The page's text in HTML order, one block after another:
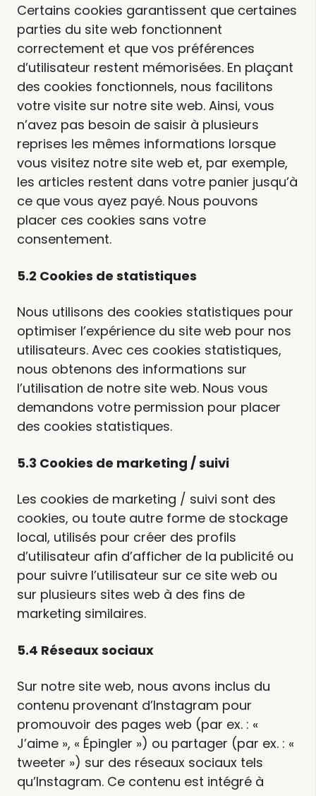
Certains cookies garantissent que certaines
parties du site web fonctionnent
correctement et que vos préférences
d’utilisateur restent mémorisées. En plaçant
des cookies fonctionnels, nous facilitons
votre visite sur notre site web. Ainsi, vous
n’avez pas besoin de saisir à plusieurs
reprises les mêmes informations lorsque
vous visitez notre site web et, par exemple,
les articles restent dans votre panier jusqu’à
ce que vous ayez payé. Nous pouvons
placer ces cookies sans votre
consentement.
5.2 Cookies de statistiques
Nous utilisons des cookies statistiques pour
optimiser l’expérience du site web pour nos
utilisateurs. Avec ces cookies statistiques,
nous obtenons des informations sur
l’utilisation de notre site web. Nous vous
demandons votre permission pour placer
des cookies statistiques.
5.3 Cookies de marketing / suivi
Les cookies de marketing / suivi sont des
cookies, ou toute autre forme de stockage
local, utilisés pour créer des profils
d’utilisateur afin d’afficher de la publicité ou
pour suivre l’utilisateur sur ce site web ou
sur plusieurs sites web à des fins de
marketing similaires.
5.4 Réseaux sociaux
Sur notre site web, nous avons inclus du
contenu provenant d’Instagram pour
promouvoir des pages web (par ex. : «
J’aime », « Épingler ») ou partager (par ex. : «
tweeter ») sur des réseaux sociaux tels
qu’Instagram. Ce contenu est intégré à